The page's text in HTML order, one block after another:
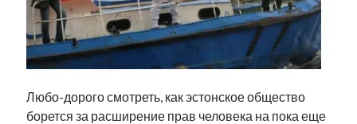
Экономика
Эстония и Россия
Юмор
Метки
Любо-дорого смотреть, как эстонское общество
борется за расширение прав человека на пока еще